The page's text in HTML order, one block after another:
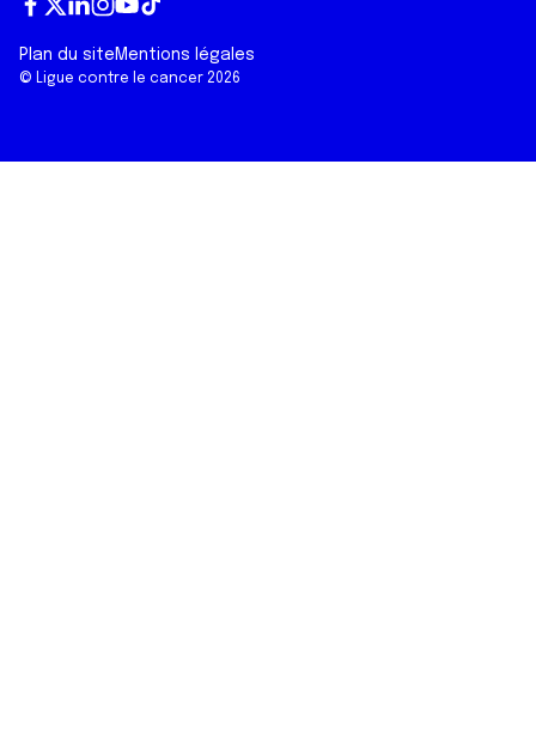
ce
bo
wi
tt
ke
dI
st
ag
ut
ub
To
k
© Ligue contre le cancer 2026
Plan du site Mentions légales